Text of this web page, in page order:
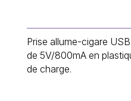
Prise allume-cigare
de 5V/800mA en
de charge.